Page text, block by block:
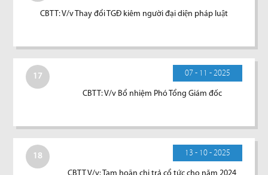
CBTT: V/v Thay đổi TGĐ kiêm người đại diện pháp luật
17 07 - 11 - 2025
CBTT: V/v Bổ nhiệm Phó Tổng Giám đốc
18 13 - 10 - 2025